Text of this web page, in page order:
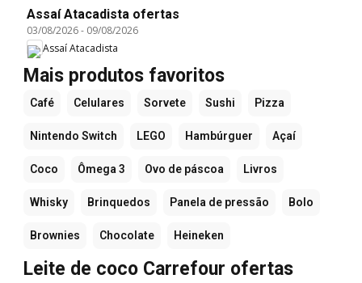
Assaí Atacadista ofertas
03/08/2026- 09/08/2026
Assaí Atacadista
Mais produtos favoritos
Café Celulares Sorvete Sushi Pizza
Nintendo Switch LEGO Hambúrguer Açaí
Coco Ômega 3 Ovo de páscoa Livros
Whisky Brinquedos Panela de pressão Bolo
Brownies Chocolate Heineken
Leite de coco Carrefour ofertas